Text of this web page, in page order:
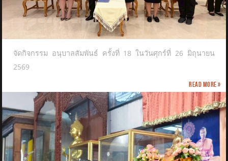
จัดกิจกรรม อนุบาลสัมพันธ์ ครั้งที่ 18 ในวันศุกร์ที่ 26 มิถุนายน
2569
Read more »